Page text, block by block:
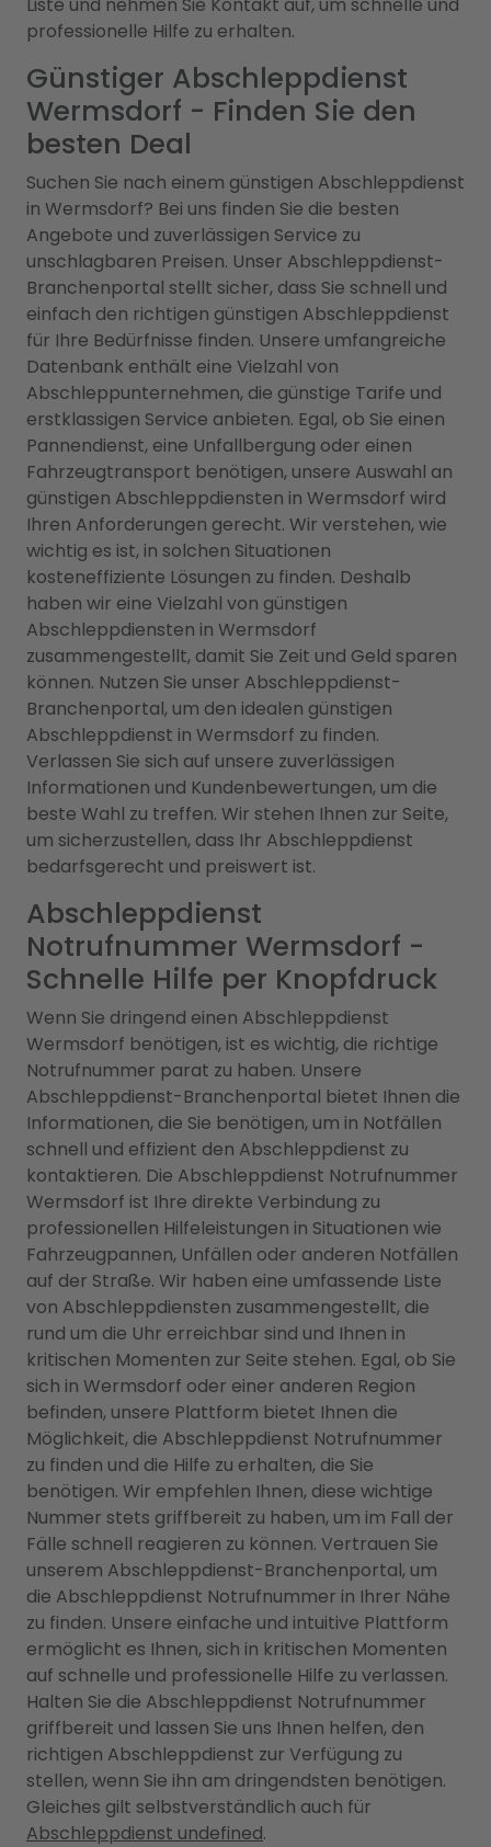
professionelle Hilfe zu erhalten.
Günstiger Abschleppdienst
Wermsdorf - Finden Sie den
besten Deal
Suchen Sie nach einem günstigen Abschleppdienst
in Wermsdorf? Bei uns finden Sie die besten
Angebote und zuverlässigen Service zu
unschlagbaren Preisen. Unser Abschleppdienst-
Branchenportal stellt sicher, dass Sie schnell und
einfach den richtigen günstigen Abschleppdienst
für Ihre Bedürfnisse finden. Unsere umfangreiche
Datenbank enthält eine Vielzahl von
Abschleppunternehmen, die günstige Tarife und
erstklassigen Service anbieten. Egal, ob Sie einen
Pannendienst, eine Unfallbergung oder einen
Fahrzeugtransport benötigen, unsere Auswahl an
günstigen Abschleppdiensten in Wermsdorf wird
Ihren Anforderungen gerecht. Wir verstehen, wie
wichtig es ist, in solchen Situationen
kosteneffiziente Lösungen zu finden. Deshalb
haben wir eine Vielzahl von günstigen
Abschleppdiensten in Wermsdorf
zusammengestellt, damit Sie Zeit und Geld sparen
können. Nutzen Sie unser Abschleppdienst-
Branchenportal, um den idealen günstigen
Abschleppdienst in Wermsdorf zu finden.
Verlassen Sie sich auf unsere zuverlässigen
Informationen und Kundenbewertungen, um die
beste Wahl zu treffen. Wir stehen Ihnen zur Seite,
um sicherzustellen, dass Ihr Abschleppdienst
bedarfsgerecht und preiswert ist.
Abschleppdienst
Notrufnummer Wermsdorf -
Schnelle Hilfe per Knopfdruck
Wenn Sie dringend einen Abschleppdienst
Wermsdorf benötigen, ist es wichtig, die richtige
Notrufnummer parat zu haben. Unsere
Abschleppdienst-Branchenportal bietet Ihnen die
Informationen, die Sie benötigen, um in Notfällen
schnell und effizient den Abschleppdienst zu
kontaktieren. Die Abschleppdienst Notrufnummer
Wermsdorf ist Ihre direkte Verbindung zu
professionellen Hilfeleistungen in Situationen wie
Fahrzeugpannen, Unfällen oder anderen Notfällen
auf der Straße. Wir haben eine umfassende Liste
von Abschleppdiensten zusammengestellt, die
rund um die Uhr erreichbar sind und Ihnen in
kritischen Momenten zur Seite stehen. Egal, ob Sie
sich in Wermsdorf oder einer anderen Region
befinden, unsere Plattform bietet Ihnen die
Möglichkeit, die Abschleppdienst Notrufnummer
zu finden und die Hilfe zu erhalten, die Sie
benötigen. Wir empfehlen Ihnen, diese wichtige
Nummer stets griffbereit zu haben, um im Fall der
Fälle schnell reagieren zu können. Vertrauen Sie
unserem Abschleppdienst-Branchenportal, um
die Abschleppdienst Notrufnummer in Ihrer Nähe
zu finden. Unsere einfache und intuitive Plattform
ermöglicht es Ihnen, sich in kritischen Momenten
auf schnelle und professionelle Hilfe zu verlassen.
Halten Sie die Abschleppdienst Notrufnummer
griffbereit und lassen Sie uns Ihnen helfen, den
richtigen Abschleppdienst zur Verfügung zu
stellen, wenn Sie ihn am dringendsten benötigen.
Gleiches gilt selbstverständlich auch für
Abschleppdienst undefined.